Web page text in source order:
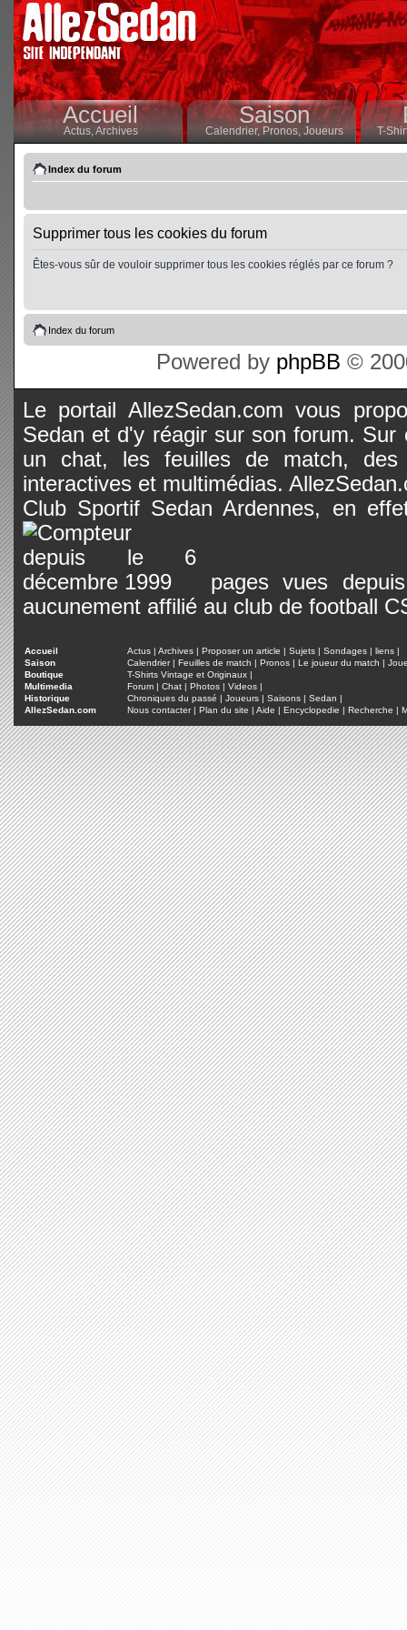
Accueil
Actus,Archives
Saison
Calendrier,Pronos, Joueurs T-
Index du forum
Supprimer tous les cookies du forum
Êtes-vous sûr de vouloir supprimer tous les cookies réglés par ce forum ?
Index du forum
Powered by phpBB ©
Le portail AllezSedan.com vous
Sedan et d'y réagir sur son forum.
un chat, les feuilles de match, des
interactives et multimédias.
Club Sportif Sedan Ardennes, en
pages vues
aucunement affilié au club de football
Accueil Actus | Archives | Proposer un article | Sujets | Sondages | liens |
Saison
Calendrier| Feuilles de match | Pronos | Le joueur du match |
Boutique
T-Shirts Vintage et Originaux |
Multimedia
Forum | Chat | Photos | Videos |
Historique
Chroniques du passé | Joueurs | Saisons | Sedan |
AllezSedan.com
Nous contacter| Plan du site | Aide | Encyclopedie | Recherche |